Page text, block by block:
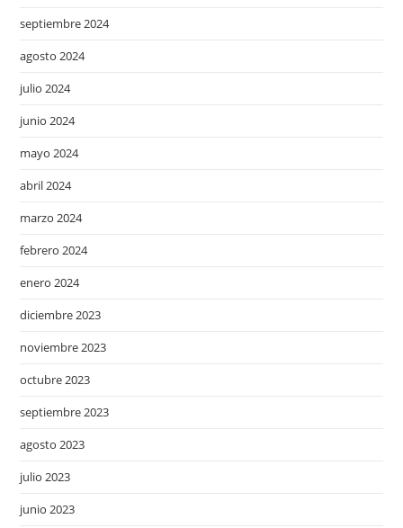
septiembre 2024
agosto 2024
julio 2024
junio 2024
mayo 2024
abril 2024
marzo 2024
febrero 2024
enero 2024
diciembre 2023
noviembre 2023
octubre 2023
septiembre 2023
agosto 2023
julio 2023
junio 2023